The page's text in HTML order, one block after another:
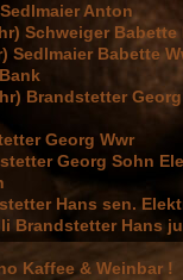
Anton
Schweiger
Sedlmaier Babette
Brandstetter
Georg Wwr
Georg Sohn
Hans sen.
Brandstetter Hans
Kaffee & Weinbar !